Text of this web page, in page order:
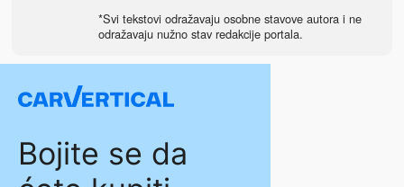
*Svi tekstovi odražavaju osobne stavove autora i ne
odražavaju nužno stav redakcije portala.